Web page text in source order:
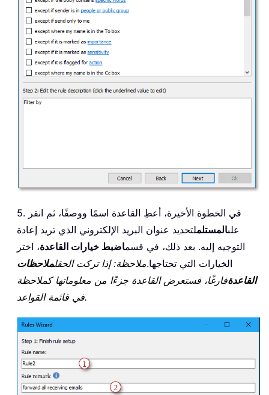
5. في الخطوة الأخيرة، أعطِ القاعدة اسمًا ووصفًا، ثم انقر
علىالمستلملتحديد عنوان البريد الإلكتروني الذي تريد إعادة
التوجيه إليه. بعد ذلك، في قسماضبط خيارات القاعدة، اختر
الخيارات التي تحتاجها.ملاحظة: إذا تركت الحقلملاحظات
القاعدةفارغًا، فستعرض القاعدة جزءًا من معلوماتها كملاحظة
في قائمة القواعد.